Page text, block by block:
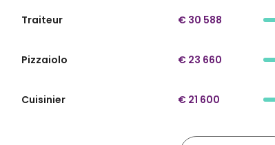
Traiteur € 30 588
Pizzaiolo € 23 660
Cuisinier € 21 600